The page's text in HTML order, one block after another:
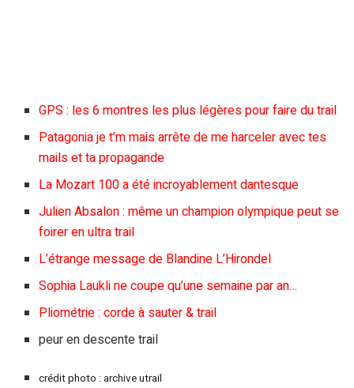
GPS : les 6 montres les plus légères pour faire du trail
Patagonia je t’m mais arrête de me harceler avec tes
mails et ta propagande
La Mozart 100 a été incroyablement dantesque
Julien Absalon : même un champion olympique peut se
foirer en ultra trail
L’étrange message de Blandine L’Hirondel
Sophia Laukli ne coupe qu’une semaine par an…
Pliométrie : corde à sauter & trail
peur en descente trail
crédit photo : archive utrail